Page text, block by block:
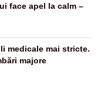
face apel la calm –
medicale mai stricte.
majore